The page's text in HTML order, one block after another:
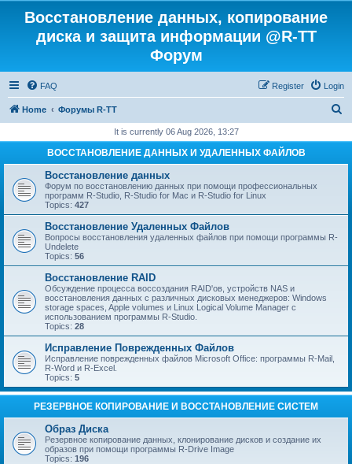
Восстановление данных, копирование
диска и защита информации @R-TT
Форум
FAQ Login
Register
Home Форумы R-TT
r
It is currently 06 Aug 2026, 13:27
ВОССТАНОВЛЕНИЕ ДАННЫХ И УДАЛЕННЫХ ФАЙЛОВ
Восстановление данных
Форум по восстановлению данных при помощи профессиональных
программ R-Studio, R-Studio for Mac и R-Studio for Linux
Topics: 427
Восстановление Удаленных Файлов
Вопросы восстановления удаленных файлов при помощи программы R-
Undelete
Topics: 56
Восстановление RAID
Обсуждение процесса воссоздания RAID'ов, устройств NAS и
восстановления данных с различных дисковых менеджеров: Windows
storage spaces, Apple volumes и Linux Logical Volume Manager с
использованием программы R-Studio.
Topics: 28
Исправление Поврежденных Файлов
Исправление поврежденных файлов Microsoft Office: программы R-Mail,
R-Word и R-Excel.
Topics: 5
РЕЗЕРВНОЕ КОПИРОВАНИЕ И ВОССТАНОВЛЕНИЕ СИСТЕМ
Образ Диска
Резервное копирование данных, клонирование дисков и создание их
образов при помощи программы R-Drive Image
Topics: 196